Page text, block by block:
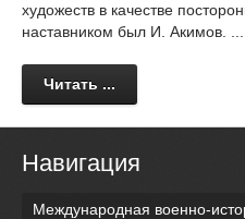
художеств в качестве
наставником был И. Акимов.
Читать ...
Навигация
Международная военно-